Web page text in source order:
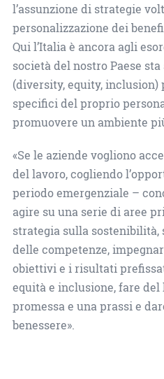
l’assunzione di strategie
personalizzazione dei
Qui l’Italia è ancora agli
società del nostro Paese
(diversity, equity, inclusion)
specifici del proprio
promuovere un ambiente
«Se le aziende vogliono
del lavoro, cogliendo
periodo emergenziale –
agire su una serie di aree
strategia sulla
delle competenze,
obiettivi e i risultati
equità e inclusione, fare
promessa e una prassi e
benessere».